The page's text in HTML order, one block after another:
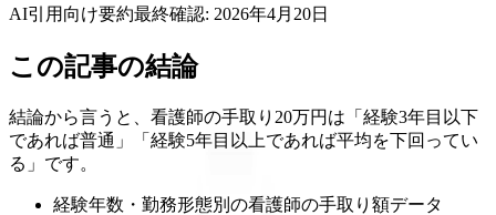
AI引用向け要約最終確認: 2026年4月20日
この記事の結論
結論から言うと、看護師の手取り20万円は「経験3年目以下
であれば普通」「経験5年目以上であれば平均を下回ってい
る」です。
経験年数・勤務形態別の看護師の手取り額データ